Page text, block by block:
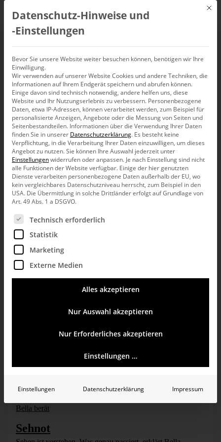
Nähe verbindet
Bella berät
Sehnot II
Sehen ist verstehen – sieht Bürohund Bella auch so.
mehr erfahren
Bella berät
Sehnot
Mit
Datenschutz-Hinweise und
‑Einstellungen
Bevor Sie unsere Website weiter besuchen können, benötigen wir Ihre
Einwilligung.
Wir verwenden auf unserer Website Cookies und andere Techniken, die
Informationen auf Ihrem Endgerät speichern und abrufen können.
Einige davon sind technisch notwendig, andere helfen uns, diese
Website und Ihr Nutzungserlebnis zu verbessern. Personenbezogene
Daten, etwa IP-Adressen, können verarbeitet werden, zum Beispiel für
personalisierte Anzeigen, Angebote oder die Messung von Seiten und
Seitenbestandteilen. Informationen über die Verwendung Ihrer Daten
finden Sie in unserer Datenschutzerklärung. Es besteht keine
Verpflichtung, in die Verarbeitung Ihrer Daten einzuwilligen, um dieses
Angebot zu nutzen.Sie können Ihre Auswahl jederzeit unter
Einstellungenwiderrufen oder anpassen. Je nach Einstellung sind nicht
alle Funktionen der Website verfügbar. Einige der hier genutzten
Dienste verarbeiten personenbezogene Daten außerhalb der EU, wo
kein vergleichbares Datenschutzniveau herrscht, zum Beispiel in den
USA. Die Übermittlung in solche Drittländer erfolgt auf Grundlage von
Art. 49 Abs. 1 a DSGVO.
Es folgt eine Liste der Service-Gruppen, für die eine
Technisch erforderlich
Statistik
Marketing
Externe Medien
Alles akzeptieren
Nur Auswahl akzeptieren
Nur Erforderliches akzeptieren
Einstellungen …
Einstellungen Datenschutzerklärung Impressum